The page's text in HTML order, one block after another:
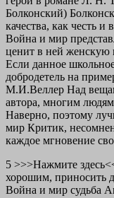
Болконский)
качества, как честь и
Война и мир
ценит в ней женскую
Если данное
добродетель на
М.И.Веллер Над
автора, многим
Наверно, поэтому
мир Критик,
каждое мгновение
5 >>>Нажмите
хорошим, приносить
Война и мир судьба